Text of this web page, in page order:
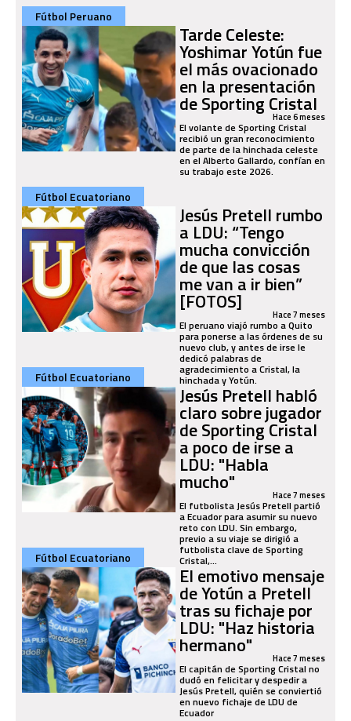
Fútbol Peruano
Tarde Celeste:
Yoshimar Yotún fue
el más ovacionado
en la presentación
de Sporting Cristal
Hace 6 meses
El volante de Sporting Cristal
recibió un gran reconocimiento
de parte de la hinchada celeste
en el Alberto Gallardo, confían en
su trabajo este 2026.
Fútbol Ecuatoriano
Jesús Pretell rumbo
a LDU: “Tengo
mucha convicción
de que las cosas
me van a ir bien”
[FOTOS] Hace 7 meses
El peruano viajó rumbo a Quito
para ponerse a las órdenes de su
nuevo club, y antes de irse le
dedicó palabras de
agradecimiento a Cristal, la
hinchada y Yotún.
Fútbol Ecuatoriano
Jesús Pretell habló
claro sobre jugador
de Sporting Cristal
a poco de irse a
LDU: "Habla
mucho" Hace 7 meses
El futbolista Jesús Pretell partió
a Ecuador para asumir su nuevo
reto con LDU. Sin embargo,
previo a su viaje se dirigió a
futbolista clave de Sporting
Cristal,...
Fútbol Ecuatoriano
El emotivo mensaje
de Yotún a Pretell
tras su fichaje por
LDU: "Haz historia
hermano" Hace 7 meses
El capitán de Sporting Cristal no
dudó en felicitar y despedir a
Jesús Pretell, quién se conviertió
en nuevo fichaje de LDU de
Ecuador